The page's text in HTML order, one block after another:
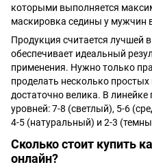
которыми выполняется
маскировка седины у мужчин
Продукция считается лучшей
обеспечивает идеальный
применения. Нужно только
проделать несколько
достаточно велика. В
уровней: 7-8 (светлый), 5-6
4-5 (натуральный) и 2-3
Сколько стоит купить
онлайн?